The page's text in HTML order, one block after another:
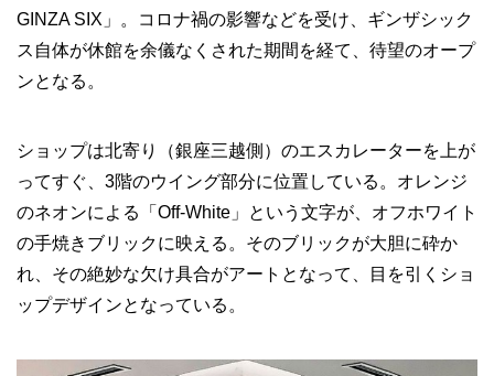
GINZA SIX」。コロナ禍の影響などを受け、ギンザシック
ス自体が休館を余儀なくされた期間を経て、待望のオープ
ンとなる。
ショップは北寄り（銀座三越側）のエスカレーターを上が
ってすぐ、3階のウイング部分に位置している。オレンジ
のネオンによる「Off-White」という文字が、オフホワイト
の手焼きブリックに映える。そのブリックが大胆に砕か
れ、その絶妙な欠け具合がアートとなって、目を引くショ
ップデザインとなっている。